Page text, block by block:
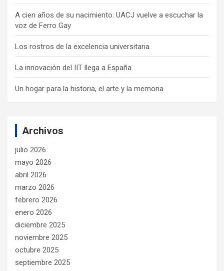
A cien años de su nacimiento: UACJ vuelve a escuchar la
voz de Ferro Gay
Los rostros de la excelencia universitaria
La innovación del IIT llega a España
Un hogar para la historia, el arte y la memoria
Archivos
julio 2026
mayo 2026
abril 2026
marzo 2026
febrero 2026
enero 2026
diciembre 2025
noviembre 2025
octubre 2025
septiembre 2025